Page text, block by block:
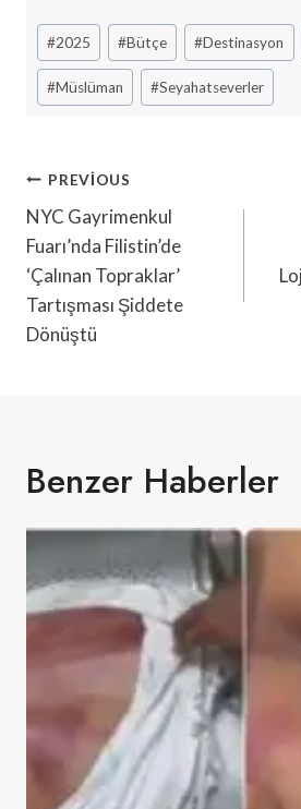
Post
Tags:
#2025 #Bütçe #Destinasyon
#Müslüman #Seyahatseverler
Yazı
Gezinmesi
PREVIOUS
NYC Gayrimenkul
Fuarı’nda Filistin’de
‘Çalınan Topraklar’
Tartışması Şiddete
Dönüştü
Benzer Haberler